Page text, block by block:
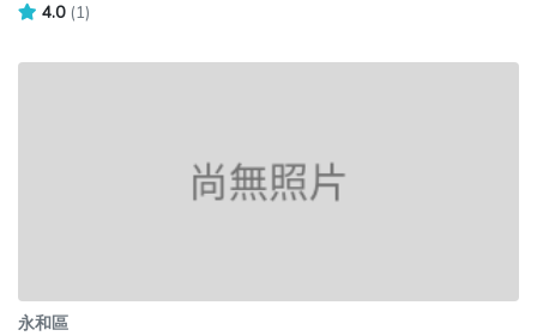
4.0 (1)
永和區